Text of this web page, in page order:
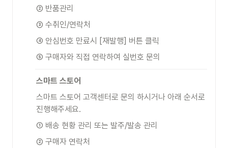
② 반품관리
③ 수취인/연락처
④ 안심번호 만료시 [재발행] 버튼 클릭
⑤ 구매자와 직접 연락하여 실번호 문의
스마트 스토어
스마트 스토어 고객센터로 문의 하시거나 아래 순서로
진행해주세요.
① 배송 현황 관리 또는 발주/발송 관리
② 구매자 연락처